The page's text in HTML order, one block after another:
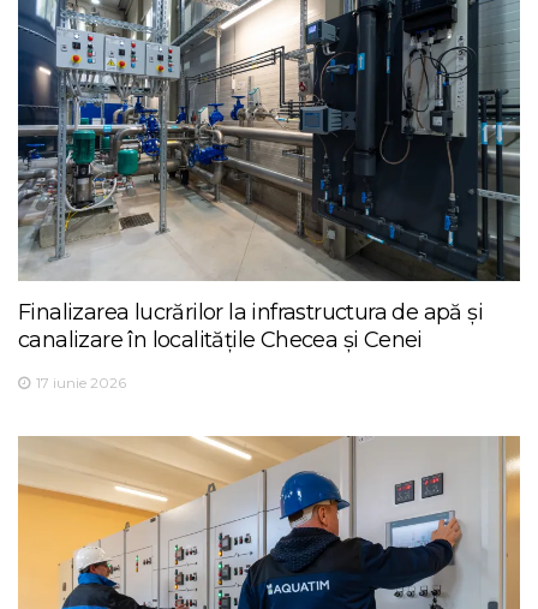
Finalizarea lucrărilor la infrastructura de apă și
canalizare în localitățile Checea și Cenei
17 iunie 2026